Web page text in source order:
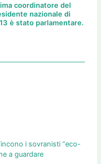
coordinatore del
nazionale di
è stato parlamentare.
i sovranisti “eco-
a guardare